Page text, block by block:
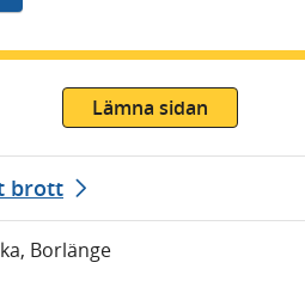
Lämna sidan
brott
Borlänge